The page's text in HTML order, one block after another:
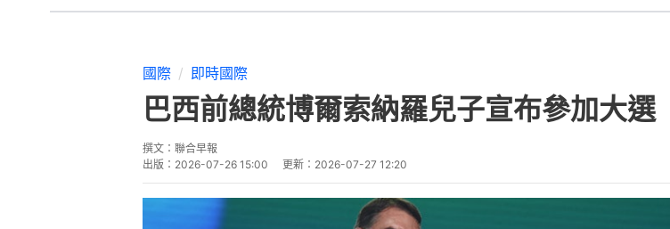
國際 即時國際
巴西前總統博爾索納羅兒子宣布參加大
撰文： 聯合早報
出版： 2026-07-26 15:00 更新： 2026-07-27 12:20